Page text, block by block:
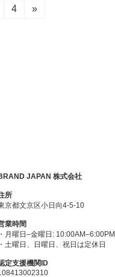
固
4 »
JAPAN 株式会社
所
京都文京区小日向4-5-10
業時間
・月曜日–金曜日: 10:00AM–6:00PM
・土曜日、日曜日、祝日は定休日
定支援機関ID